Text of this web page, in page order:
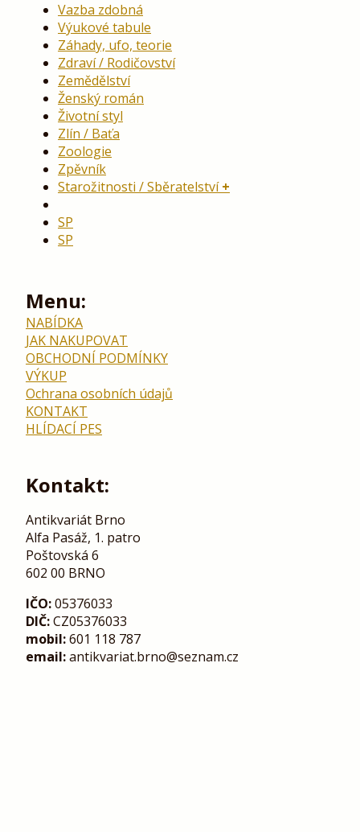
Vazba zdobná
Výukové tabule
Záhady, ufo, teorie
Zdraví / Rodičovství
Zemědělství
Ženský román
Životní styl
Zlín / Baťa
Zoologie
Zpěvník
Starožitnosti / Sběratelství
SP
SP
Menu:
NABÍDKA
JAK NAKUPOVAT
OBCHODNÍ PODMÍNKY
VÝKUP
Ochrana osobních údajů
KONTAKT
HLÍDACÍ PES
Kontakt:
Antikvariát Brno
Alfa Pasáž, 1. patro
Poštovská 6
602 00 BRNO
IČO:05376033
DIČ:CZ05376033
mobil:601 118 787
email:antikvariat.brno@seznam.cz